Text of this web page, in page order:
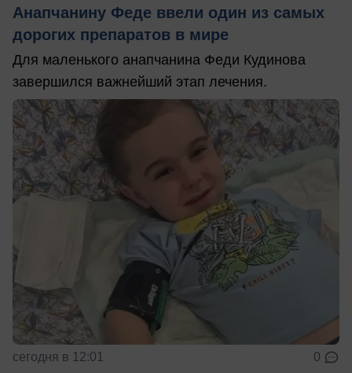
Анапчанину Феде ввели один из самых
дорогих препаратов в мире
Для маленького анапчанина Феди Кудинова
завершился важнейший этап лечения.
сегодня в 12:01 0